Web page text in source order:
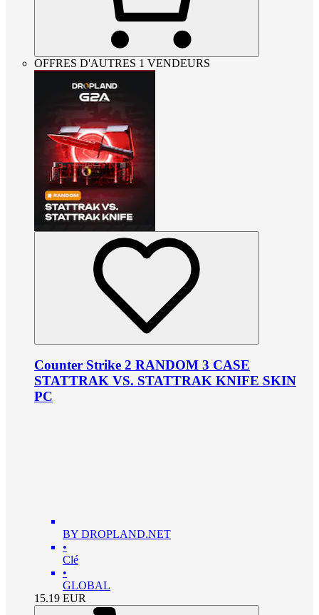
OFFRES D'AUTRES 1 VENDEURS
Counter Strike 2 RANDOM 3 CASE
STATTRAK VS. STATTRAK KNIFE SKIN
PC
BY DROPLAND.NET
•
Clé
•
GLOBAL
15.19 EUR